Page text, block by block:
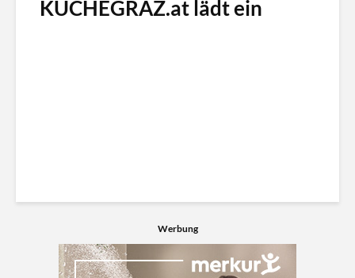
KÜCHEGRAZ.at lädt ein
Werbung